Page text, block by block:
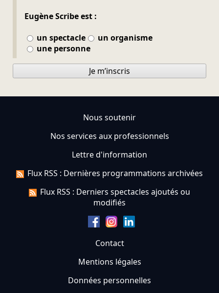
Eugène Scribe est :
un spectacle
un organisme
une personne
Je m’inscris
Nous soutenir
Nos services aux professionnels
Lettre d'information
Flux RSS : Dernières programmations archivées
Flux RSS : Derniers spectacles ajoutés ou
modifiés
Contact
Mentions légales
Données personnelles